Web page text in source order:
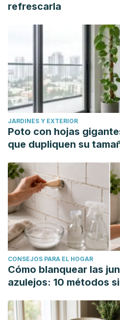
refrescarla
JARDINES Y EXTERIOR
Poto con hojas
que dupliquen su
CONSEJOS PARA EL HOGAR
Cómo blanquear las
azulejos: 10 métodos